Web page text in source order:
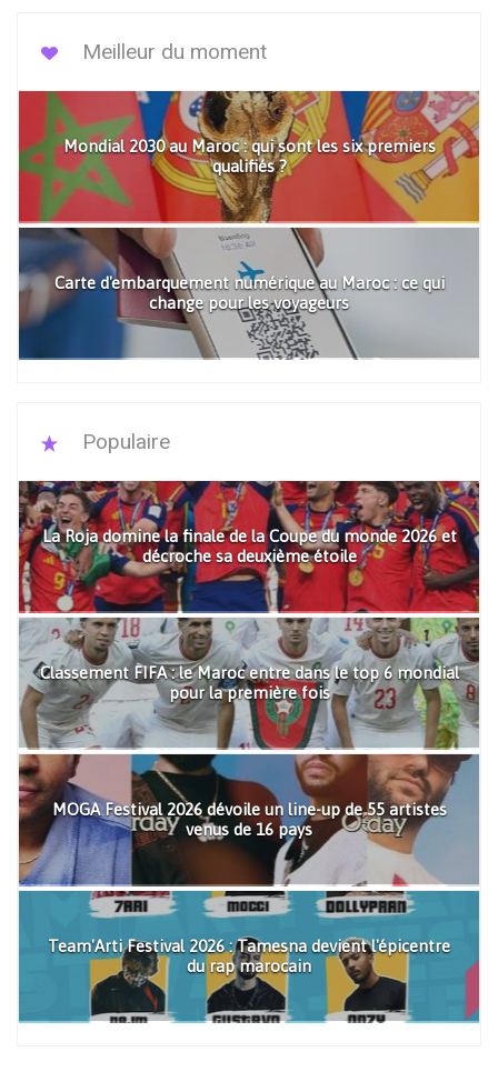
Meilleur du moment
Mondial 2030 au Maroc : qui sont les six premiers
qualifiés ?
Carte d'embarquement numérique au Maroc : ce qui
change pour les voyageurs
Populaire
La Roja domine la finale de la Coupe du monde 2026 et
décroche sa deuxième étoile
Classement FIFA : le Maroc entre dans le top 6 mondial
pour la première fois
MOGA Festival 2026 dévoile un line-up de 55 artistes
venus de 16 pays
Team'Arti Festival 2026 : Tamesna devient l'épicentre
du rap marocain